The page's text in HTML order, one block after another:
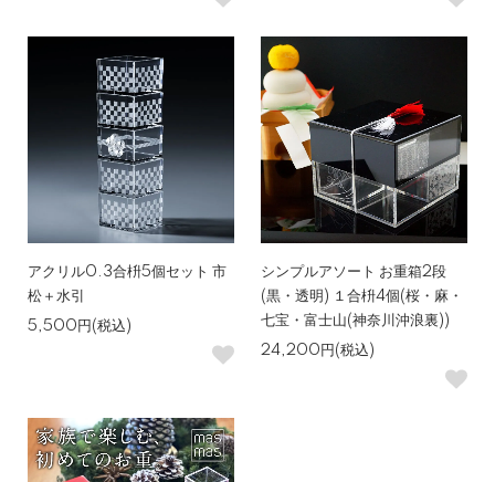
アクリル0.3合枡5個セット 市
松＋水引
5,500円(税込)
シンプルアソート お重箱2段
(黒・透明) １合枡4個(桜・麻・
七宝・富士山(神奈川沖浪裏))
24,200円(税込)